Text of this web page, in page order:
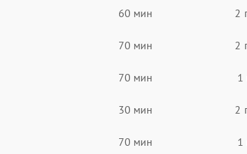
60 мин 2
70 мин 2
70 мин 1
30 мин 2
70 мин 1